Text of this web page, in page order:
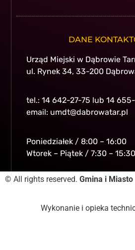
DANE
Urząd Miejski w Dąbrowie
ul. Rynek 34, 33-200
tel.: 14 642-27-75 lub 14
email: umdt@dabrowatar.pl
Poniedziałek / 8:00 – 16:00
Wtorek – Piątek / 7:30 – 15:30
© All rights reserved. Gmina i
Wykonanie i opieka